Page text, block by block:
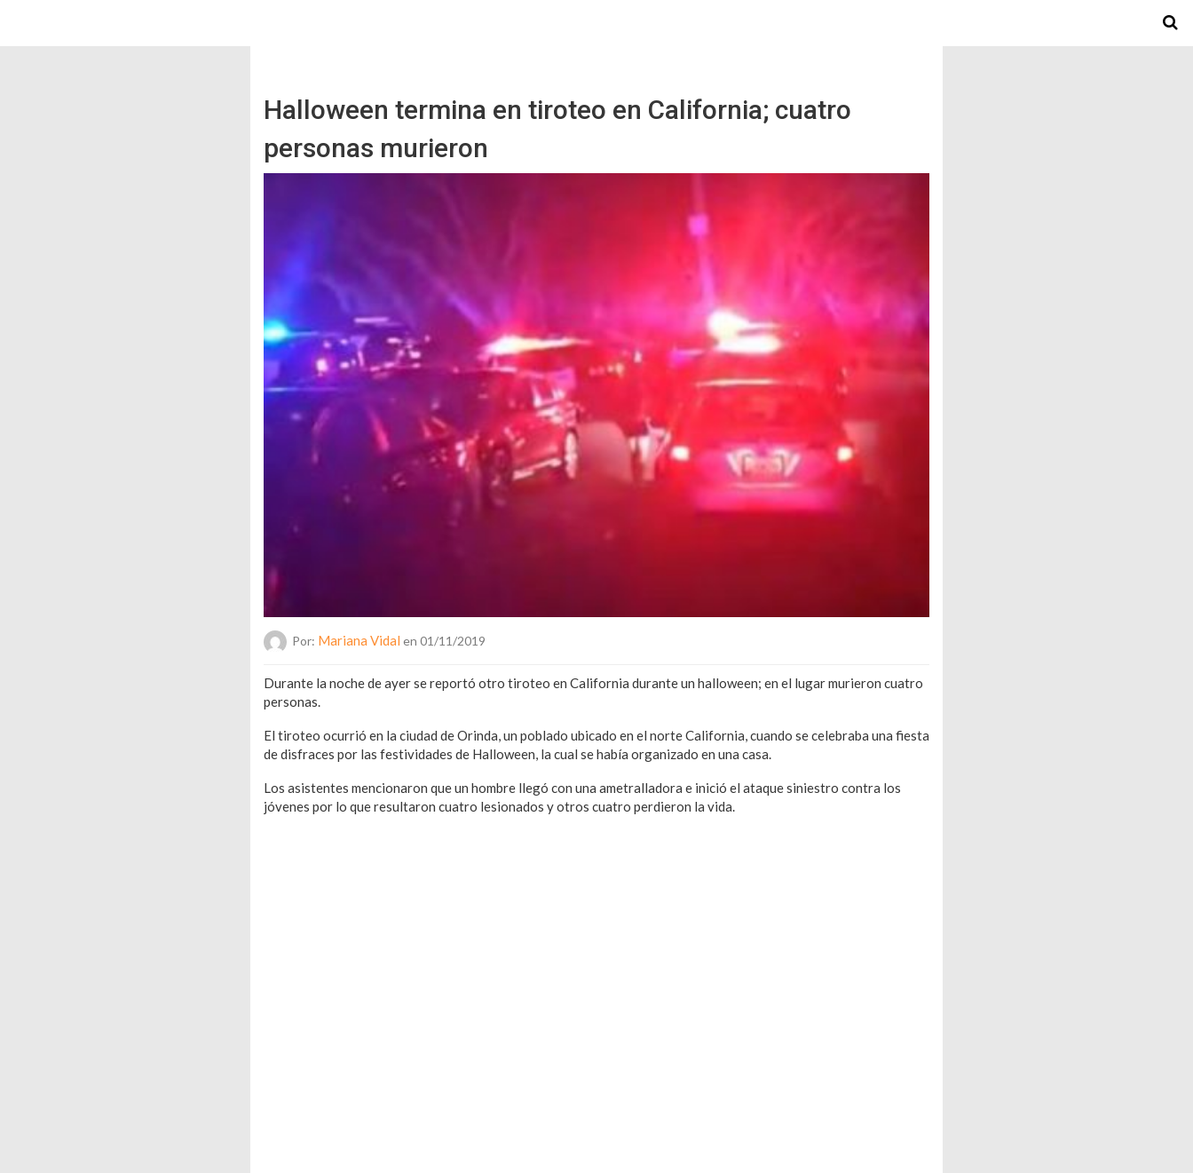
Halloween termina en tiroteo en California; cuatro
personas murieron
Por: Mariana Vidal en 01/11/2019
Durante la noche de ayer se reportó otro tiroteo en California durante un halloween; en el lugar murieron cuatro
personas.
El tiroteo ocurrió en la ciudad de Orinda, un poblado ubicado en el norte California, cuando se celebraba una fiesta
de disfraces por las festividades de Halloween, la cual se había organizado en una casa.
Los asistentes mencionaron que un hombre llegó con una ametralladora e inició el ataque siniestro contra los
jóvenes por lo que resultaron cuatro lesionados y otros cuatro perdieron la vida.